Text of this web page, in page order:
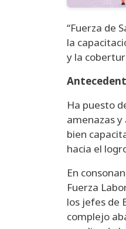
“Fuerza de
la
y la
Ha puesto
amenazas
bien
hacia el
En
Fuerza
los jefes de
complejo